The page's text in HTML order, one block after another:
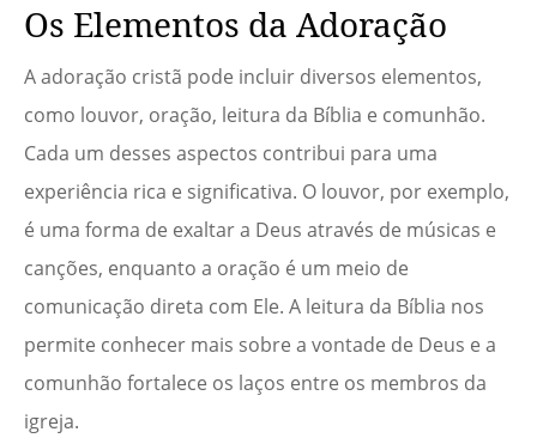
Os Elementos da Adoração
A adoração cristã pode incluir diversos elementos,
como louvor, oração, leitura da Bíblia e comunhão.
Cada um desses aspectos contribui para uma
experiência rica e significativa. O louvor, por exemplo,
é uma forma de exaltar a Deus através de músicas e
canções, enquanto a oração é um meio de
comunicação direta com Ele. A leitura da Bíblia nos
permite conhecer mais sobre a vontade de Deus e a
comunhão fortalece os laços entre os membros da
igreja.